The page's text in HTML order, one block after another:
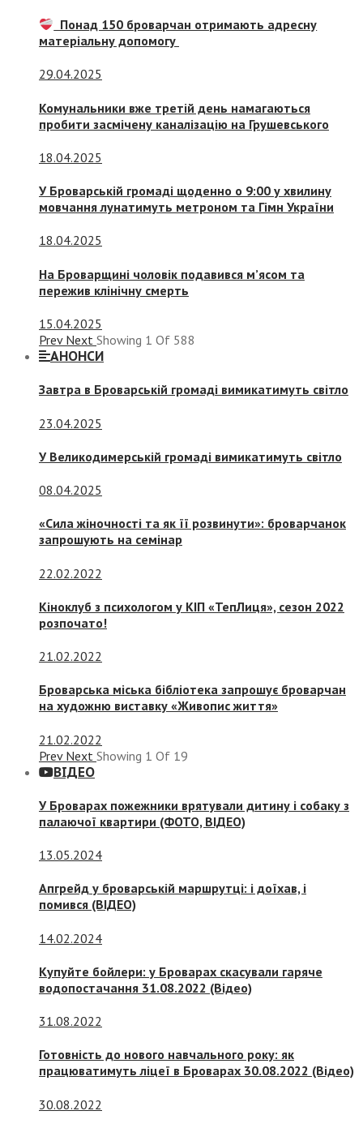
Понад 150 броварчан отримають адресну
матеріальну допомогу
29.04.2025
Комунальники вже третій день намагаються
пробити засмічену каналізацію на Грушевського
18.04.2025
У Броварській громаді щоденно о 9:00 у хвилину
мовчання лунатимуть метроном та Гімн України
18.04.2025
На Броварщині чоловік подавився м’ясом та
пережив клінічну смерть
15.04.2025
Prev Next Showing 1 Of 588
АНОНСИ
Завтра в Броварській громаді вимикатимуть світло
23.04.2025
У Великодимерській громаді вимикатимуть світло
08.04.2025
«Сила жіночності та як її розвинути»: броварчанок
запрошують на семінар
22.02.2022
Кіноклуб з психологом у КІП «ТепЛиця», сезон 2022
розпочато!
21.02.2022
Броварська міська бібліотека запрошує броварчан
на художню виставку «Живопис життя»
21.02.2022
Prev Next Showing 1 Of 19
ВІДЕО
У Броварах пожежники врятували дитину і собаку з
палаючої квартири (ФОТО, ВІДЕО)
13.05.2024
Апгрейд у броварській маршрутці: і доїхав, і
помився (ВІДЕО)
14.02.2024
Купуйте бойлери: у Броварах скасували гаряче
водопостачання 31.08.2022 (Відео)
31.08.2022
Готовність до нового навчального року: як
працюватимуть ліцеї в Броварах 30.08.2022 (Відео)
30.08.2022